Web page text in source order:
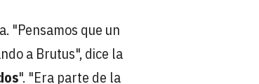
"Pensamos que un
a Brutus", dice la
". "Era parte de la